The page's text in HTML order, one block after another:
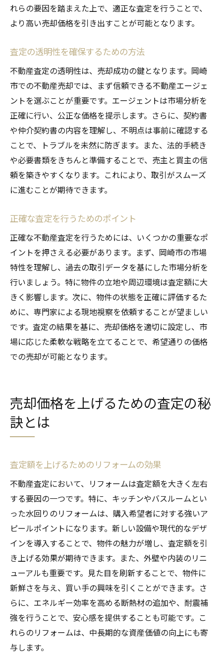
れらの要因を踏まえた上で、適正な査定を行うことで、
より高い売却価格を引き出すことが可能となります。
査定の透明性を確保するための方法
不動産査定の透明性は、売却成功の鍵となります。岡崎
市での不動産売却では、まず信頼できる不動産エージェ
ントを選ぶことが重要です。エージェントは市場分析を
正確に行い、公正な価格を提示します。さらに、契約書
や仲介契約書の内容を理解し、不明点は事前に確認する
ことで、トラブルを未然に防ぎます。また、法的手続き
や必要書類をきちんと準備することで、売主と買主の信
頼を築きやすくなります。これにより、取引がスムーズ
に進むことが期待できます。
正確な査定を行うためのポイント
正確な不動産査定を行うためには、いくつかの重要なポ
イントを押さえる必要があります。まず、岡崎市の市場
特性を理解し、過去の取引データを基にした市場分析を
行いましょう。特に物件の立地や周辺環境は査定額に大
きく影響します。次に、物件の状態を正確に評価するた
めに、専門家による現地視察を依頼することが望ましい
です。査定の結果を基に、売却価格を適切に設定し、市
場に応じた柔軟な戦略を立てることで、希望通りの価格
での売却が可能となります。
売却価格を上げるための査定の秘
訣とは
査定額を上げるためのリフォームの効果
不動産査定において、リフォームは査定額を大きく左右
する要因の一つです。特に、キッチンやバスルームとい
った水回りのリフォームは、購入希望者に対する強いア
ピールポイントになります。新しい設備や現代的なデザ
インを導入することで、物件の魅力が増し、査定額を引
き上げる効果が期待できます。また、外壁や内装のリニ
ューアルも重要です。見た目を刷新することで、物件に
新鮮さを与え、買い手の興味を引くことができます。さ
らに、エネルギー効率を高める断熱材の追加や、耐震補
強を行うことで、安心感を提供することも可能です。こ
れらのリフォームは、中長期的な資産価値の向上にも寄
与します。